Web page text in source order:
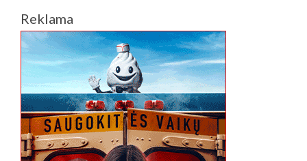
EUROPOS
DĖSTYTOJŲ
Reklama